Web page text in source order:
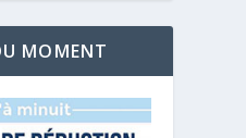
MOMENT